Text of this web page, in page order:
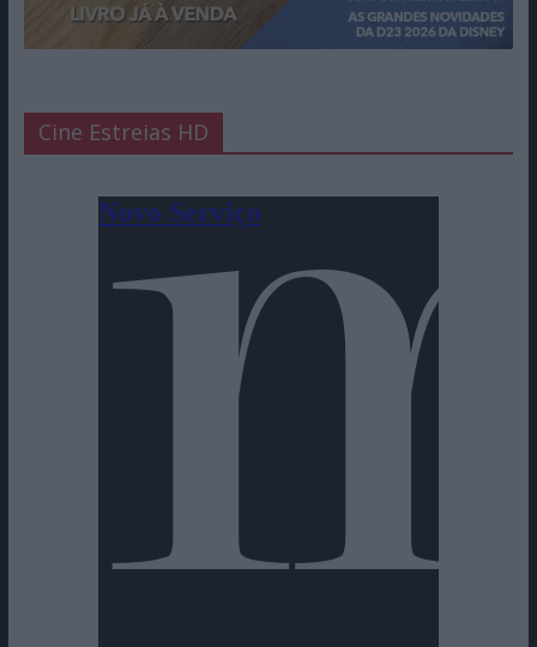
Cine Estreias HD